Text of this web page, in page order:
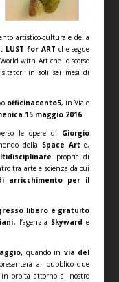
artistico-culturale della
LUST for ART che segue
with Art che lo scorso
in soli sei mesi di
officinacento5, in Viale
15 maggio 2016.
le opere di Giorgio
della Space Art e,
propria di
tra arte e scienza da cui
arricchimento per il
libero e gratuito
, l’agenzia Skyward e
quando in via del
al pubblico due
orbita attorno al nostro